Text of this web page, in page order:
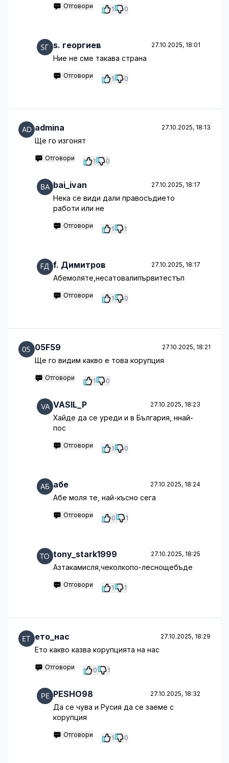
Отговори 1 0
s. георгиев 27.10.2025, 18:01
Ние не сме такава страна
Отговори 1 0
admina 27.10.2025, 18:13
Ще го изгонят
Отговори 1 0
bai_ivan 27.10.2025, 18:17
Нека се види дали правосъдието
работи или не
Отговори 1 1
f. Димитров 27.10.2025, 18:17
Абемоляте,несатовалипървитестъп
Отговори 1 0
05F59 27.10.2025, 18:21
Ще го видим какво е това корупция
Отговори 1 0
VASIL_P 27.10.2025, 18:23
Хайде да се уреди и в България, ннай-
пос
Отговори 1 0
абе 27.10.2025, 18:24
Абе моля те, най-късно сега
Отговори 0 1
tony_stark1999 27.10.2025, 18:25
Азтакамисля,чеколкопо-леснощебъде
Отговори 1 1
ето_нас 27.10.2025, 18:29
Ето какво казва корупцията на нас
Отговори 0 1
PESHO98 27.10.2025, 18:32
Да се чува и Русия да се заеме с
корупция
Отговори 1 0